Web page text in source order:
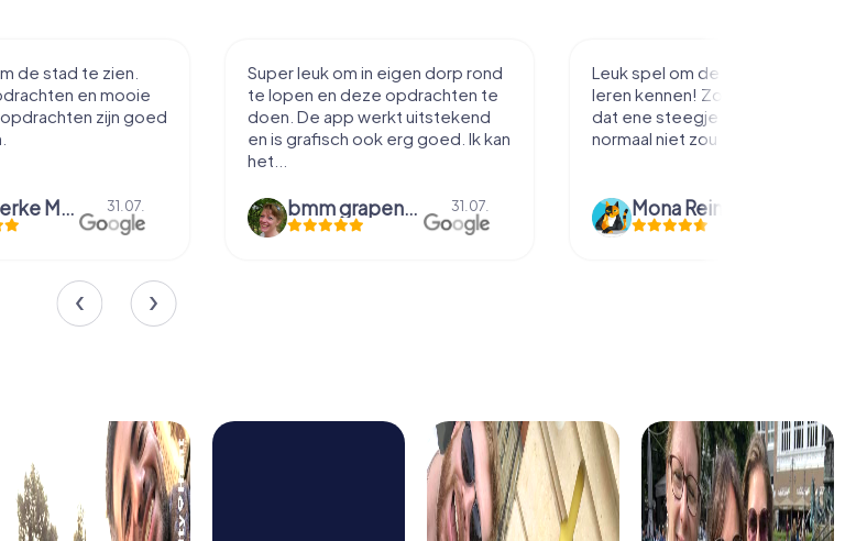
de stad te zien.
en mooie
zijn goed
Dieuwerke Meerlo 31.07.
Super leuk om in eigen dorp rond
te lopen en deze opdrachten te
doen. De app werkt uitstekend
en is grafisch ook erg goed. Ik kan
het...
bmm grapendaal 31.07.
Leuk spel om de stad mee te
leren kennen! Zo loop je toch net
dat ene steegje in je je misschien
normaal niet zou inlopen.
Mona Reinders